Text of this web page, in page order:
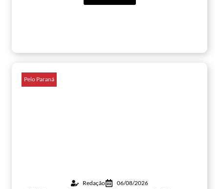
Pelo Paraná
Redação 06/08/2026